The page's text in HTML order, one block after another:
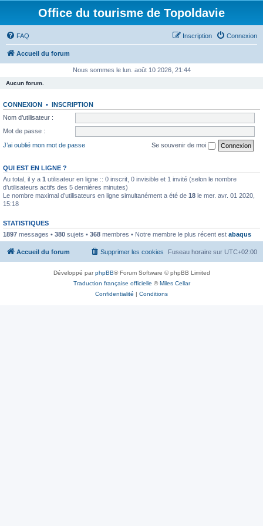
Office du tourisme de Topoldavie
FAQ Connexion
Inscription
Accueil du forum
Nous sommes le lun. août 10 2026, 21:44
Aucun forum.
CONNEXION • INSCRIPTION
Nom d’utilisateur :
Mot de passe :
J’ai oublié mon mot de passe
Se souvenir de moi
QUI EST EN LIGNE ?
Au total, il y a 1 utilisateur en ligne :: 0 inscrit, 0 invisible et 1 invité (selon le nombre
d’utilisateurs actifs des 5 dernières minutes)
Le nombre maximal d’utilisateurs en ligne simultanément a été de 18 le mer. avr. 01 2020,
15:18
STATISTIQUES
1897 messages • 380 sujets • 368 membres • Notre membre le plus récent est abaqus
Accueil du forum Fuseau horaire sur UTC+02:00
Supprimer les cookies
Développé parphpBB® Forum Software © phpBB Limited
Traduction française officielle ©Miles Cellar
Confidentialité | Conditions